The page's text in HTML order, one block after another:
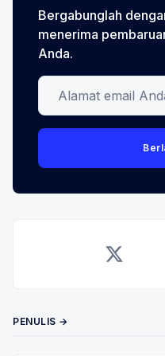
Bergabunglah
menerima
Anda.
Alamat email Anda
PENULIS →